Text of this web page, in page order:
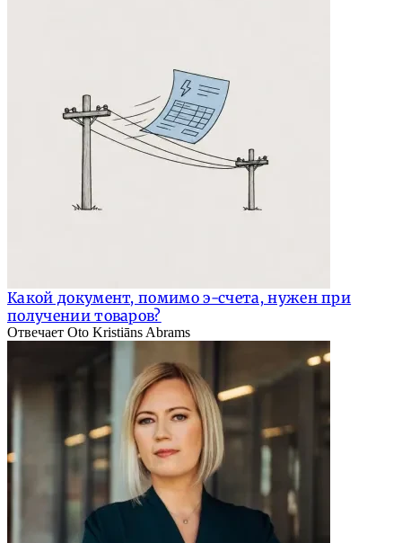
Какой документ, помимо э-счета, нужен при
получении товаров?
Отвечает Oto Kristiāns Abrams